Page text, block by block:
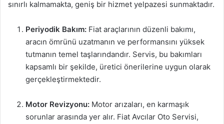
sınırlı kalmamakta, geniş bir hizmet yelpazesi sunmaktadır.
Periyodik Bakım: Fiat araçlarının düzenli bakımı,
aracın ömrünü uzatmanın ve performansını yüksek
tutmanın temel taşlarındandır. Servis, bu bakımları
kapsamlı bir şekilde, üretici önerilerine uygun olarak
gerçekleştirmektedir.
Motor Revizyonu: Motor arızaları, en karmaşık
sorunlar arasında yer alır. Fiat Avcılar Oto Servisi,